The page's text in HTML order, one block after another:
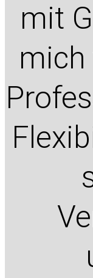
mit
mich